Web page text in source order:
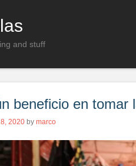
and stuff
beneficio en
2020 by marco